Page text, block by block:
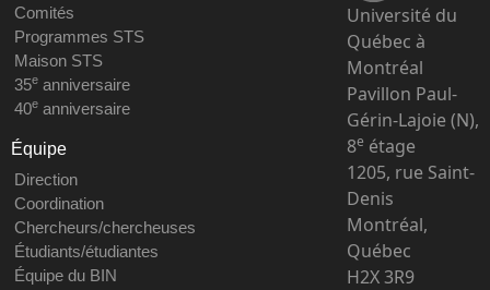
Comités
Programmes STS
Maison STS
35eanniversaire
40eanniversaire
Équipe
Direction
Coordination
Chercheurs/chercheuses
Étudiants/étudiantes
Équipe du BIN
Université du
Québec à
Montréal
Pavillon Paul-
Gérin-Lajoie (N),
8e étage
1205, rue Saint-
Denis
Montréal,
Québec
H2X 3R9